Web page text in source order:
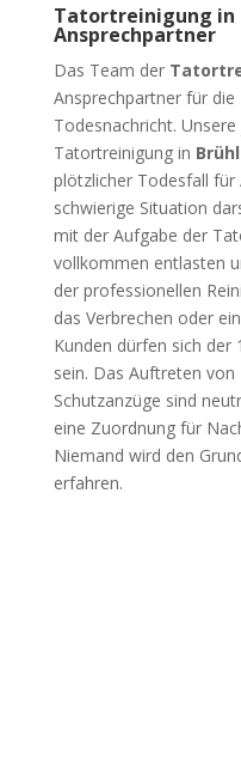
Tatortreinigung in
Ansprechpartner
Das Team der
Ansprechpartner für die
Todesnachricht.
Tatortreinigung in Brühl
plötzlicher Todesfall für
schwierige Situation
mit der Aufgabe der
vollkommen entlasten
der professionellen
das Verbrechen oder
Kunden dürfen sich der
sein. Das Auftreten
Schutzanzüge sind
eine Zuordnung für
Niemand wird den
erfahren.